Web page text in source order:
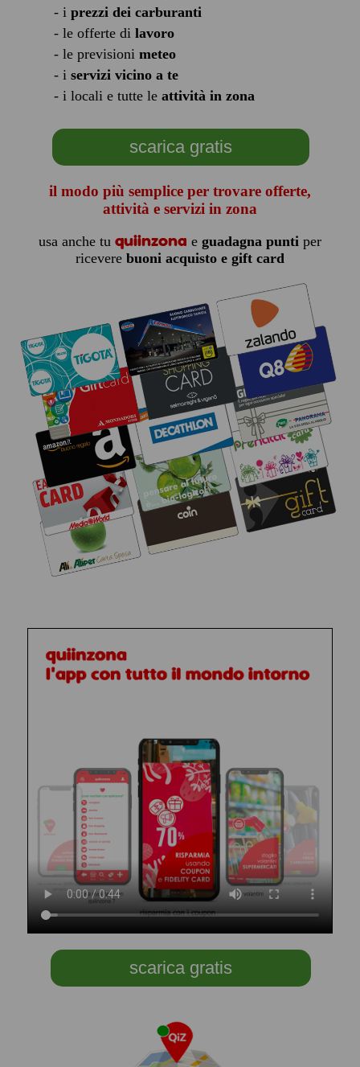
- i prezzi dei carburanti
- le offerte di lavoro
- le previsioni meteo
- i servizi vicino a te
- i locali e tutte le attività in zona
scarica gratis
il modo più semplice per trovare offerte,
attività e servizi in zona
usa anche tu quiinzona e guadagna puntiper
ricevere buoni acquisto e gift card
scarica gratis